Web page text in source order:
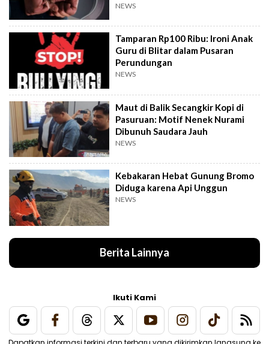
NEWS
Tamparan Rp100 Ribu: Ironi Anak
Guru di Blitar dalam Pusaran
Perundungan
NEWS
Maut di Balik Secangkir Kopi di
Pasuruan: Motif Nenek Nurami
Dibunuh Saudara Jauh
NEWS
Kebakaran Hebat Gunung Bromo
Diduga karena Api Unggun
NEWS
Berita Lainnya
Ikuti Kami